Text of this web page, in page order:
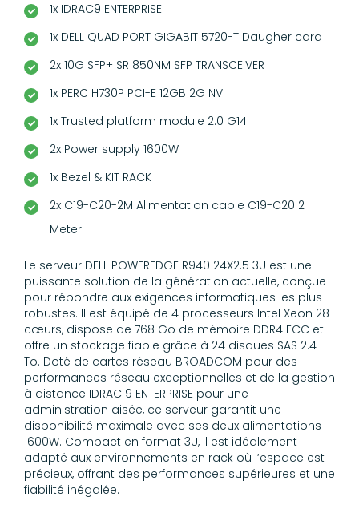
1x IDRAC9 ENTERPRISE
1x DELL QUAD PORT GIGABIT 5720-T Daugher card
2x 10G SFP+ SR 850NM SFP TRANSCEIVER
1x PERC H730P PCI-E 12GB 2G NV
1x Trusted platform module 2.0 G14
2x Power supply 1600W
1x Bezel & KIT RACK
2x C19-C20-2M Alimentation cable C19-C20 2
Meter
Le serveur DELL POWEREDGE R940 24X2.5 3U est une
puissante solution de la génération actuelle, conçue
pour répondre aux exigences informatiques les plus
robustes. Il est équipé de 4 processeurs Intel Xeon 28
cœurs, dispose de 768 Go de mémoire DDR4 ECC et
offre un stockage fiable grâce à 24 disques SAS 2.4
To. Doté de cartes réseau BROADCOM pour des
performances réseau exceptionnelles et de la gestion
à distance IDRAC 9 ENTERPRISE pour une
administration aisée, ce serveur garantit une
disponibilité maximale avec ses deux alimentations
1600W. Compact en format 3U, il est idéalement
adapté aux environnements en rack où l’espace est
précieux, offrant des performances supérieures et une
fiabilité inégalée.